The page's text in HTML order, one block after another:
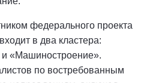
федерального проекта
в два кластера:
и «Машиностроение».
по востребованным